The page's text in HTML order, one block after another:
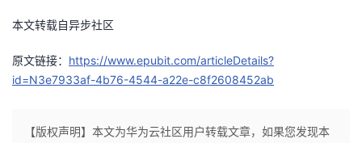
本文转载自异步社区
原文链接： https://www.epubit.com/articleDetails?
id=N3e7933af-4b76-4544-a22e-c8f2608452ab
【版权声明】本文为华为云社区用户转载文章，如果您发现本